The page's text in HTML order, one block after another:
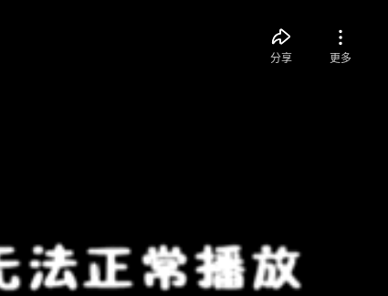
分享 更多